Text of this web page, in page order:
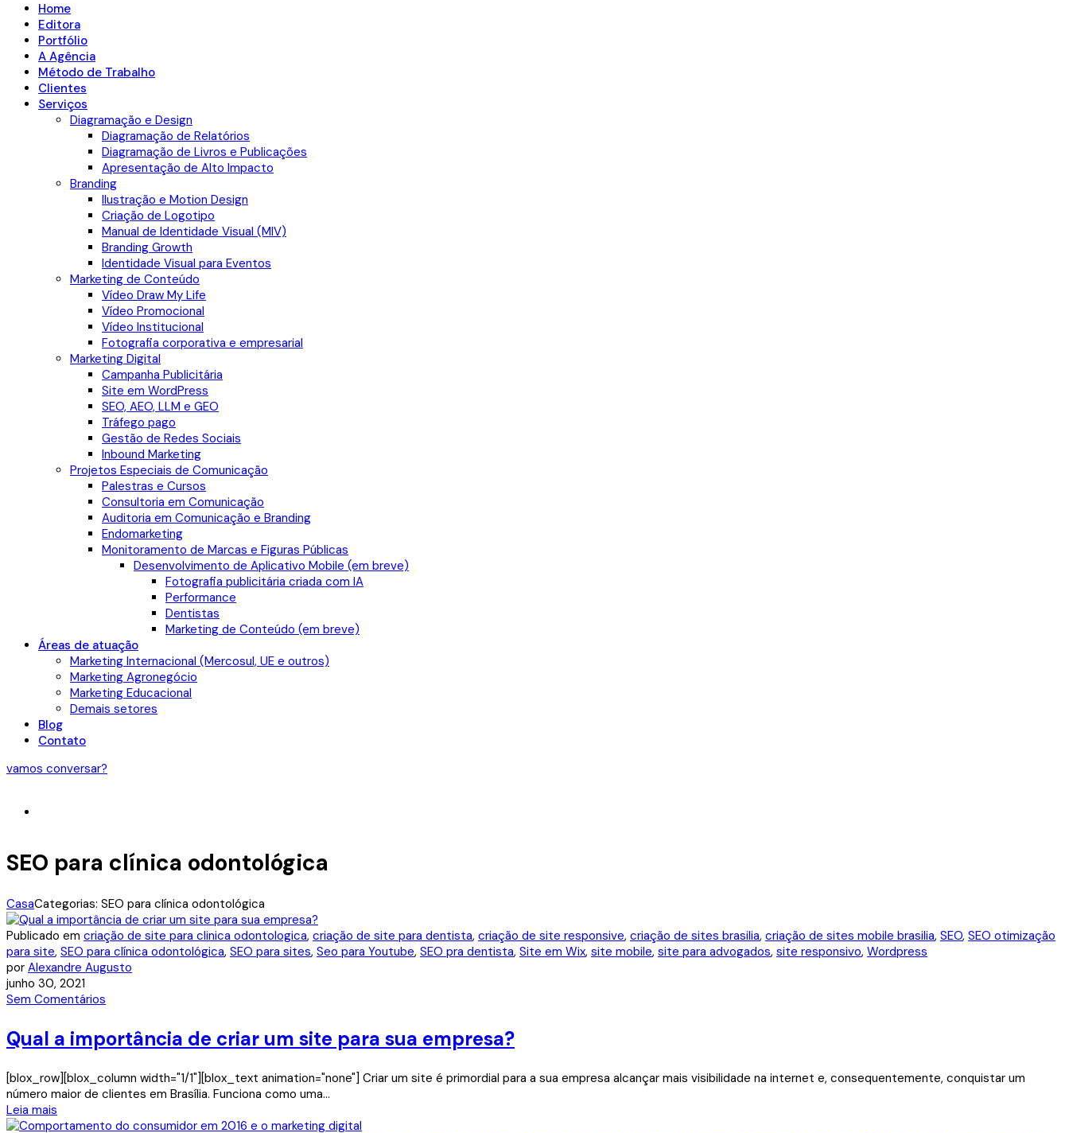
Home
Editora
Portfólio
A Agência
Método de Trabalho
Clientes
Serviços
Diagramação e Design
Diagramação de Relatórios
Diagramação de Livros e Publicações
Apresentação de Alto Impacto
Branding
Ilustração e Motion Design
Criação de Logotipo
Manual de Identidade Visual (MIV)
Branding Growth
Identidade Visual para Eventos
Marketing de Conteúdo
Vídeo Draw My Life
Vídeo Promocional
Vídeo Institucional
Fotografia corporativa e empresarial
Marketing Digital
Campanha Publicitária
Site em WordPress
SEO, AEO, LLM e GEO
Tráfego pago
Gestão de Redes Sociais
Inbound Marketing
Projetos Especiais de Comunicação
Palestras e Cursos
Consultoria em Comunicação
Auditoria em Comunicação e Branding
Endomarketing
Monitoramento de Marcas e Figuras Públicas
Desenvolvimento de Aplicativo Mobile (em breve)
Fotografia publicitária criada com IA
Performance
Dentistas
Marketing de Conteúdo (em breve)
Áreas de atuação
Marketing Internacional (Mercosul, UE e outros)
Marketing Agronegócio
Marketing Educacional
Demais setores
Blog
Contato
vamos conversar?
SEO para clínica odontológica
CasaCategorias: SEO para clínica odontológica
Publicado em criação de site para clinica odontologica, criação de site para dentista, criação de site responsive, criação de sites brasilia, criação de sites mobile brasilia, SEO, SEO otimização
para site, SEO para clínica odontológica, SEO para sites, Seo para Youtube, SEO pra dentista, Site em Wix, site mobile, site para advogados, site responsivo, Wordpress
por Alexandre Augusto
junho 30, 2021
Sem Comentários
Qual a importância de criar um site para sua empresa?
[blox_row][blox_column width="1/1"][blox_text animation="none"] Criar um site é primordial para a sua empresa alcançar mais visibilidade na internet e, consequentemente, conquistar um
número maior de clientes em Brasília. Funciona como uma...
Leia mais